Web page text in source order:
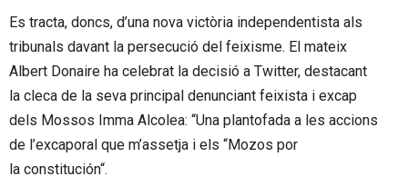
Es tracta, doncs, d’una nova victòria independentista als
tribunals davant la persecució del feixisme. El mateix
Albert Donaire ha celebrat la decisió a Twitter, destacant
la cleca de la seva principal denunciant feixista i excap
dels Mossos Imma Alcolea: “Una plantofada a les accions
de l’excaporal que m’assetja i els “Mozos por
la constitución“.